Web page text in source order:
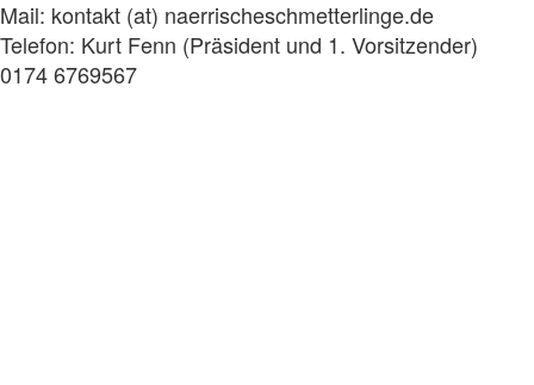
Mail: kontakt (at) naerrischeschmetterlinge.de
Telefon: Kurt Fenn (Präsident und 1. Vorsitzender)
0174 6769567